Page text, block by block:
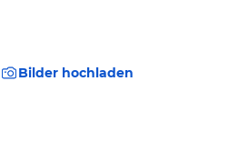
Bilder hochladen